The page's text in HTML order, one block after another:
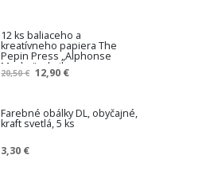
12 ks baliaceho a
kreatívneho papiera The
Pepin Press „Alphonse
Mucha“, v knihe
20,50 €
Z
ž
e
12,90 €
Farebné obálky DL, obyčajné,
kraft svetlá, 5 ks
3,30 €